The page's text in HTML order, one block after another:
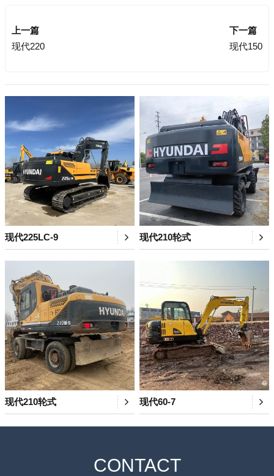
上一篇
现代220
下一篇
现代150
现代225LC-9 现代210轮式
现代210轮式 现代60-7
CONTACT